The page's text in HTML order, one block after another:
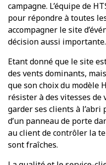
campagne. L’équipe de
pour répondre à toutes
accompagner le site
décision aussi importante.
Etant donné que le site
des vents dominants,
que son choix du modèle
résister à des vitesses de
garder ses clients à l’abri
d’un panneau de porte
au client de contrôler la
sont fraîches.